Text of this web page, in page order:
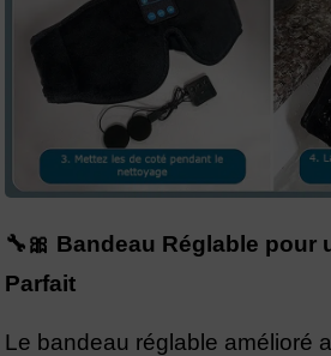
🔧🎀 Bandeau Réglable pour
Parfait
Le bandeau réglable amélioré